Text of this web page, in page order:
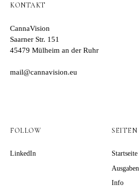
KONTAKT
CannaVision
Saarner Str. 151
45479 Mülheim an der Ruhr
mail@cannavision.eu
FOLLOW
LinkedIn
SEITEN
Startseite
Ausgaben
Info